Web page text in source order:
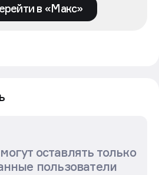
в «Макс»
оставлять только
пользователи